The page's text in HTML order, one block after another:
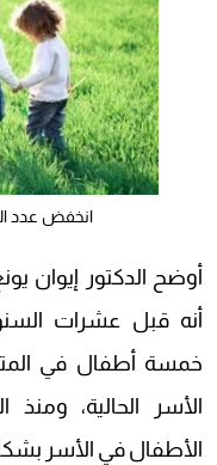
انخفض عدد
أوضح الدكتور إيوان
أنه قبل عشرات
خمسة أطفال في
الأسر الحالية،
الأطفال في الأسر